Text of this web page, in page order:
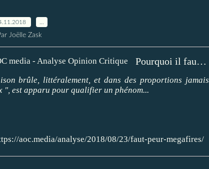
Joëlle Zask
Pourquoi il faut avoir peur des megafires - AOC media - Analyse Opinion Critique
brûle, littéralement, et dans des proportions jamais
", est apparu pour qualifier un phénom...
aoc.media/analyse/2018/08/23/faut-peur-megafires/